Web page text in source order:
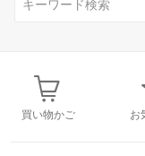
買い物かご お